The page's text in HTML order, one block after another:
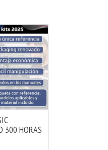
MÁS INFO
300 HORAS